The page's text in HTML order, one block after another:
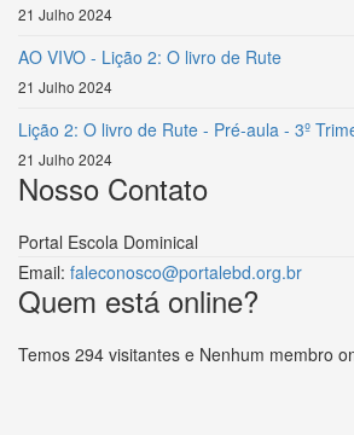
21 Julho 2024
AO VIVO - Lição 2: O livro de Rute
21 Julho 2024
Lição 2: O livro de Rute - Pré-aula - 3º
21 Julho 2024
Nosso Contato
Portal Escola Dominical
Email: faleconosco@portalebd.org.br
Quem está online?
Temos 294 visitantes e Nenhum membro